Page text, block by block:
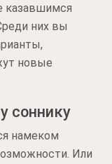
казавшимся
них вы
новые
соннику
намеком
Или